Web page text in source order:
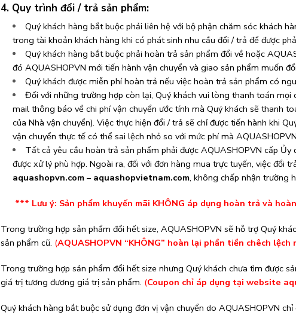
4. Quy trình đổi / trả sản phẩm:
Quý khách hàng bắt buộc phải liên hệ với bộ phận chăm sóc khách
trong tài khoản khách hàng khi có phát sinh nhu cầu đổi / trả để được
Quý khách hàng bắt buộc phải hoàn trả sản phẩm đổi về hoặc
đó AQUASHOPVN mới tiến hành vận chuyển và giao sản phẩm muốn
Quý khách được miễn phí hoàn trả nếu việc hoàn trả sản phẩm có
Đối với những trường hợp còn lại, Quý khách vui lòng thanh toán mọi
mail thông báo về chi phí vận chuyển ước tính mà Quý khách sẽ thanh
của Nhà vận chuyển). Việc thực hiện đổi / trả sẽ chỉ được tiến hành khi
vận chuyển thực tế có thể sai lệch nhỏ so với mức phí mà
Tất cả yêu cầu hoàn trả sản phẩm phải được AQUASHOPVN cấp
được xử lý phù hợp. Ngoài ra, đối với đơn hàng mua trực tuyến, việc đổi
aquashopvn.com – aquashopvietnam.com, không chấp nhận trường
*** Lưu ý: Sản phẩm khuyến mãi KHÔNG áp dụng hoàn trả và
Trong trường hợp sản phẩm đổi hết size, AQUASHOPVN sẽ hỗ trợ Quý
sản phẩm cũ. (AQUASHOPVN “KHÔNG” hoàn lại phần tiền chêch
Trong trường hợp sản phẩm đổi hết size nhưng Quý khách chưa tìm được
giá trị tương đương giá trị sản phẩm. (Coupon chỉ áp dụng tại website
Quý khách hàng bắt buộc sử dụng đơn vị vận chuyển do AQUASHOPVN